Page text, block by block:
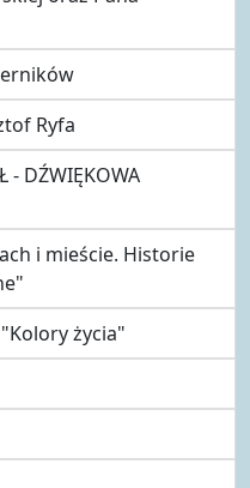
Ryfa
- DŹWIĘKOWA
i mieście. Historie
życia"